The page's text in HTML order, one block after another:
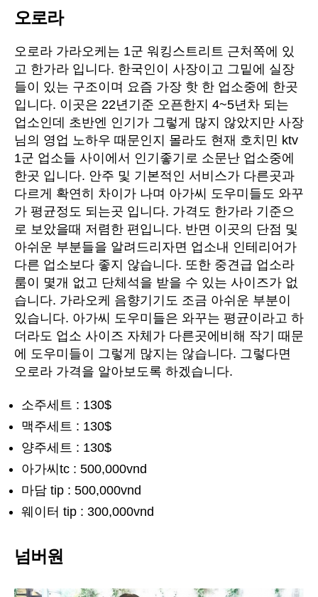
오로라
오로라 가라오케는 1군 워킹스트리트 근처쪽에 있
고 한가라 입니다. 한국인이 사장이고 그밑에 실장
들이 있는 구조이며 요즘 가장 핫 한 업소중에 한곳
입니다. 이곳은 22년기준 오픈한지 4~5년차 되는
업소인데 초반엔 인기가 그렇게 많지 않았지만 사장
님의 영업 노하우 때문인지 몰라도 현재 호치민 ktv
1군 업소들 사이에서 인기좋기로 소문난 업소중에
한곳 입니다. 안주 및 기본적인 서비스가 다른곳과
다르게 확연히 차이가 나며 아가씨 도우미들도 와꾸
가 평균정도 되는곳 입니다. 가격도 한가라 기준으
로 보았을때 저렴한 편입니다. 반면 이곳의 단점 및
아쉬운 부분들을 알려드리자면 업소내 인테리어가
다른 업소보다 좋지 않습니다. 또한 중견급 업소라
룸이 몇개 없고 단체석을 받을 수 있는 사이즈가 없
습니다. 가라오케 음향기기도 조금 아쉬운 부분이
있습니다. 아가씨 도우미들은 와꾸는 평균이라고 하
더라도 업소 사이즈 자체가 다른곳에비해 작기 때문
에 도우미들이 그렇게 많지는 않습니다. 그렇다면
오로라 가격을 알아보도록 하겠습니다.
소주세트 : 130$
맥주세트 : 130$
양주세트 : 130$
아가씨tc : 500,000vnd
마담 tip : 500,000vnd
웨이터 tip : 300,000vnd
넘버원